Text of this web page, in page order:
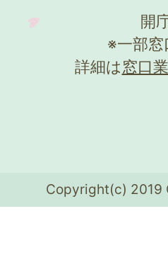
開
※一部
詳細は窓口
Copyright(c) 2019